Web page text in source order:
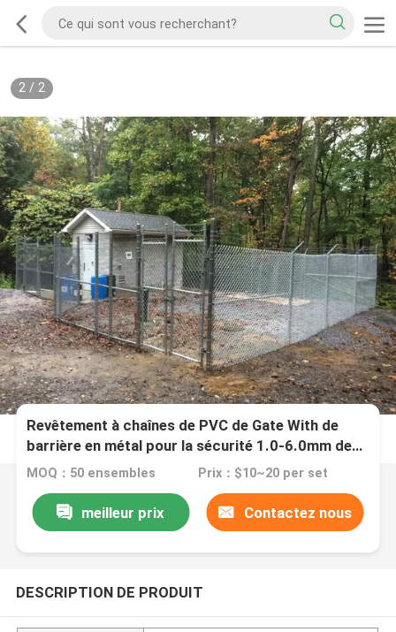
2/ 2
Revêtement à chaînes de PVC de Gate With de
barrière en métal pour la sécurité 1.0-6.0mm de
jardin
MOQ：50 ensembles Prix：$10~20 per set
meilleur prix Contactez nous
DESCRIPTION DE PRODUIT